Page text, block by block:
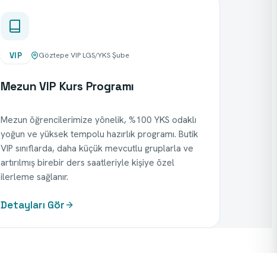
VIP Göztepe VIP LGS/YKS Şube
Mezun VIP Kurs Programı
Mezun öğrencilerimize yönelik, %100 YKS odaklı
yoğun ve yüksek tempolu hazırlık programı. Butik
VIP sınıflarda, daha küçük mevcutlu gruplarla ve
artırılmış birebir ders saatleriyle kişiye özel
ilerleme sağlanır.
Detayları Gör